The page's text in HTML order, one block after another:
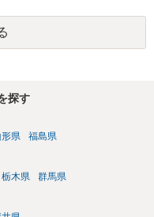
が転居する形で離婚協議等
倒的多数です。
探す
形県 福島県
栃木県 群馬県